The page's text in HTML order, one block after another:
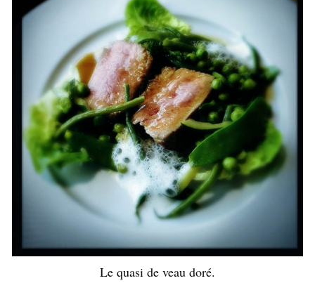
Le quasi de veau doré.